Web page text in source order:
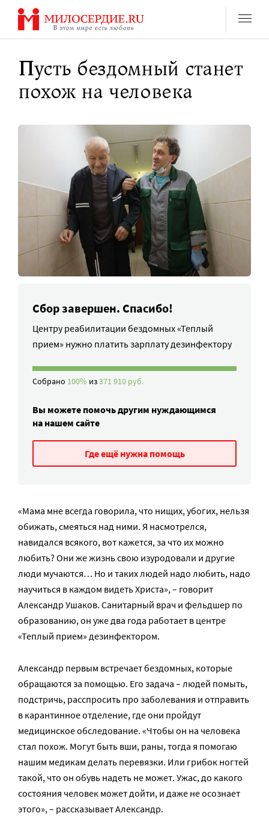
Перейти
содержанию
Пусть бездомный станет
похож на человека
Сбор завершен. Спасибо!
Центру реабилитации бездомных «Теплый
прием» нужно платить зарплату дезинфектору
Собрано 100% из371 910 руб.
Вы можете помочь другим нуждающимся
на нашем сайте
Где ещё нужна помощь
«Мама мне всегда говорила, что нищих, убогих, нельзя
обижать, смеяться над ними. Я насмотрелся,
навидался всякого, вот кажется, за что их можно
любить? Они же жизнь свою изуродовали и другие
люди мучаются… Но и таких людей надо любить, надо
научиться в каждом видеть Христа», – говорит
Александр Ушаков. Санитарный врач и фельдшер по
образованию, он уже два года работает в центре
«Теплый прием» дезинфектором.
Александр первым встречает бездомных, которые
обращаются за помощью. Его задача – людей помыть,
подстричь, расспросить про заболевания и отправить
в карантинное отделение, где они пройдут
медицинское обследование. «Чтобы он на человека
стал похож. Могут быть вши, раны, тогда я помогаю
нашим медикам делать перевязки. Или грибок ногтей
такой, что он обувь надеть не может. Ужас, до какого
состояния человек может дойти, и даже не осознает
этого», – рассказывает Александр.